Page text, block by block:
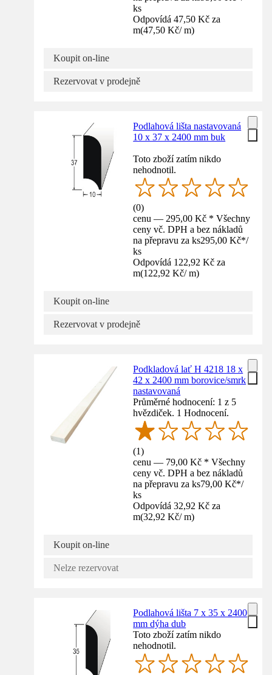
ks
Odpovídá 47,50 Kč za
m(47,50 Kč/ m)
Koupit on-line
Rezervovat v prodejně
Podlahová lišta nastavovaná
10 x 37 x 2400 mm buk
Toto zboží zatím nikdo
nehodnotil.
(0)
cenu — 295,00 Kč * Všechny
ceny vč. DPH a bez nákladů
na přepravu za ks295,00 Kč*/
ks
Odpovídá 122,92 Kč za
m(122,92 Kč/ m)
Koupit on-line
Rezervovat v prodejně
Podkladová lať H 4218 18 x
42 x 2400 mm borovice/smrk
nastavovaná
Průměrné hodnocení: 1 z 5
hvězdiček. 1 Hodnocení.
(1)
cenu — 79,00 Kč * Všechny
ceny vč. DPH a bez nákladů
na přepravu za ks79,00 Kč*/
ks
Odpovídá 32,92 Kč za
m(32,92 Kč/ m)
Koupit on-line
Nelze rezervovat
Podlahová lišta 7 x 35 x 2400
mm dýha dub
Toto zboží zatím nikdo
nehodnotil.